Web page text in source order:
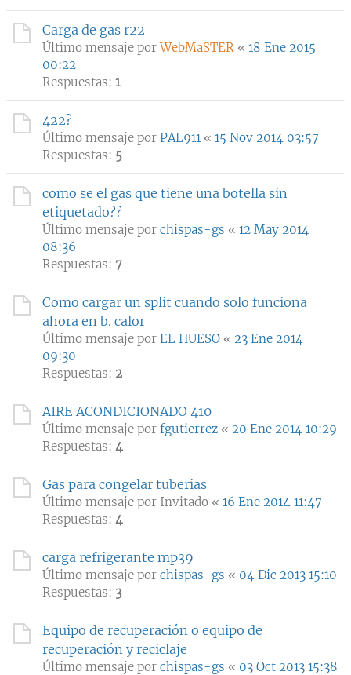
Carga de gas r22
Último mensaje porWebMaSTER « 18 Ene 2015
00:22
Respuestas: 1
422?
Último mensaje por PAL911« 15 Nov 2014 03:57
Respuestas: 5
como se el gas que tiene una botella sin
etiquetado??
Último mensaje por chispas-gs « 12 May 2014
08:36
Respuestas: 7
Como cargar un split cuando solo funciona
ahora en b. calor
Último mensaje por EL HUESO « 23 Ene 2014
09:30
Respuestas: 2
AIRE ACONDICIONADO 410
Último mensaje por fgutierrez « 20 Ene 2014 10:29
Respuestas: 4
Gas para congelar tuberias
Último mensaje por Invitado « 16 Ene 2014 11:47
Respuestas: 4
carga refrigerante mp39
Último mensaje por chispas-gs « 04 Dic 2013 15:10
Respuestas: 3
Equipo de recuperación o equipo de
recuperación y reciclaje
Último mensaje por chispas-gs « 03 Oct 2013 15:38